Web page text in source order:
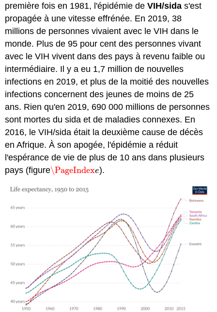
première fois en 1981, l'épidémie deVIH/sida s'est
propagée à une vitesse effrénée. En 2019, 38
millions de personnes vivaient avec le VIH dans le
monde. Plus de 95 pour cent des personnes vivant
avec le VIH vivent dans des pays à revenu faible ou
intermédiaire. Il y a eu 1,7 million de nouvelles
infections en 2019, et plus de la moitié des nouvelles
infections concernent des jeunes de moins de 25
ans. Rien qu'en 2019, 690 000 millions de personnes
sont mortes du sida et de maladies connexes. En
2016, le VIH/sida était la deuxième cause de décès
en Afrique. À son apogée, l'épidémie a réduit
l'espérance de vie de plus de 10 ans dans plusieurs
pays (figure\PageIndexe
\PageIndexe).